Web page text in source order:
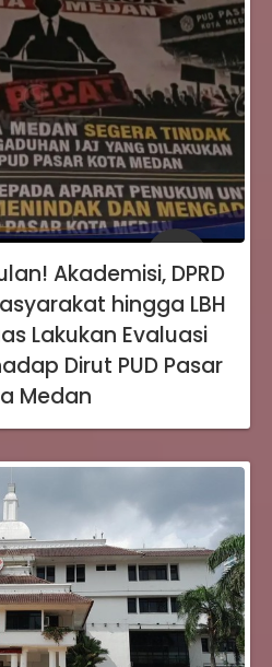
Akademisi, DPRD
hingga LBH
Lakukan Evaluasi
Dirut PUD Pasar
Medan